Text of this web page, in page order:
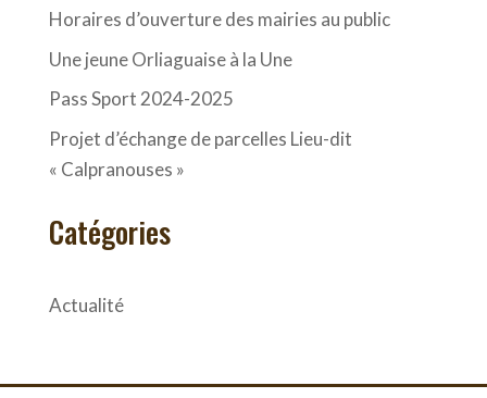
Horaires d’ouverture des mairies au public
Une jeune Orliaguaise à la Une
Pass Sport 2024-2025
Projet d’échange de parcelles Lieu-dit
« Calpranouses »
Catégories
Actualité